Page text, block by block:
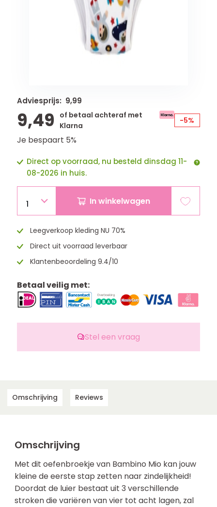
Schommelstoelen en wipstoeltjes
Adviesprijs: 9,99
9,49
of betaal achteraf met
Klarna
-5%
Je bespaart 5%
Direct op voorraad, nu besteld dinsdag 11-
08-2026 in huis.
1 In winkelwagen
Leegverkoop kleding NU 70%
Direct uit voorraad leverbaar
Klantenbeoordeling 9.4/10
Betaal veilig met:
Stel een vraag
Omschrijving Reviews
Omschrijving
Met dit oefenbroekje van Bambino Mio kan jouw
kleine de eerste stap zetten naar zindelijkheid!
Doordat de luier bestaat uit 3 verschillende
stroken die variëren van vier tot acht lagen, zal